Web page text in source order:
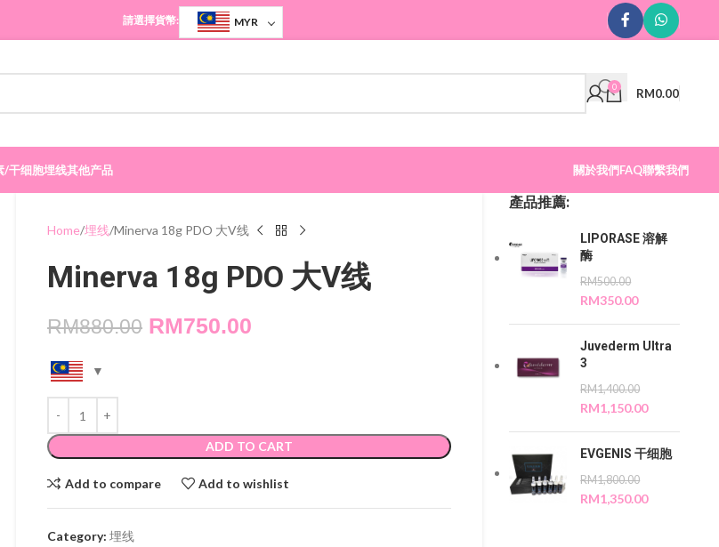
請選擇貨幣: MYR
0 RM0.00
/干细胞埋线其他产品 關於我們FAQ聯繫我們
Home 埋线 Minerva 18g PDO 大V线
Minerva 18g PDO 大V线
RM880.00 RM750.00
ADD TO CART
Add to compare Add to wishlist
Category: 埋线
產品推薦:
LIPORASE 溶解
酶
RM500.00
RM350.00
Juvederm Ultra
3
RM1,400.00
RM1,150.00
EVGENIS 干细胞
RM1,800.00
RM1,350.00